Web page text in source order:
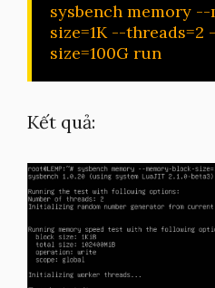
sysbench memory
size=1K --
size=100G run
Kết quả: